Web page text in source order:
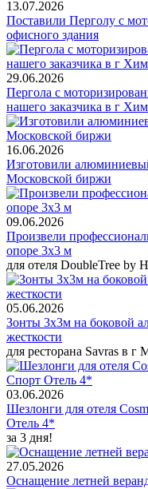
13.07.2026
Поставили Перголу с
офисного здания
29.06.2026
Пергола с
нашего заказчика в г
16.06.2026
Изготовили
Московской биржи
09.06.2026
Произвели
опоре 3х3 м
для отеля DoubleTree
05.06.2026
Зонты 3х3м на боковой
жесткости
для ресторана Savras в г
03.06.2026
Шезлонги для отеля
Отель 4*
за 3 дня!
27.05.2026
Оснащение летней